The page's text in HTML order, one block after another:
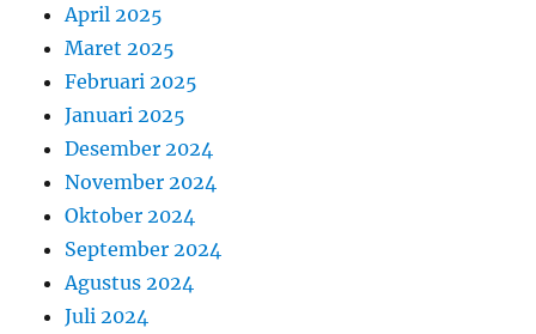
April 2025
Maret 2025
Februari 2025
Januari 2025
Desember 2024
November 2024
Oktober 2024
September 2024
Agustus 2024
Juli 2024